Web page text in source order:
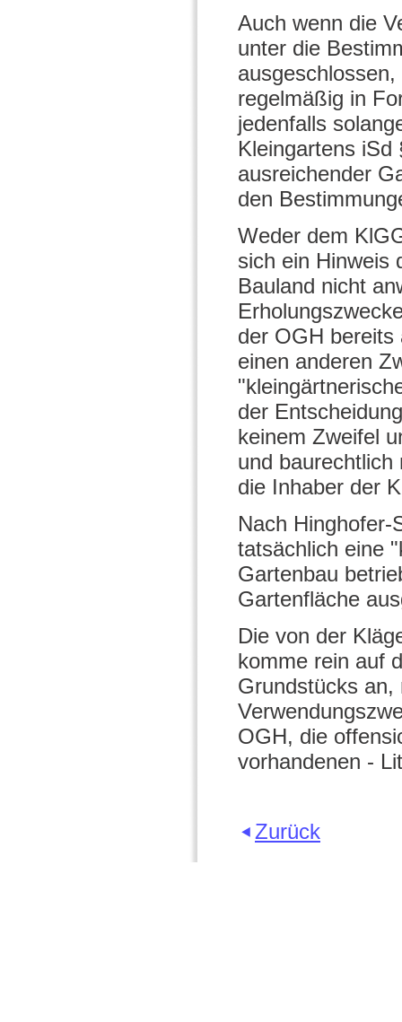
Auch wenn die
unter die
regelmäßig in
jedenfalls
Kleingartens
ausreichender
den
Weder dem
sich ein Hinweis
Bauland nicht
der OGH bereits
einen anderen
der
keinem Zweifel
und
die Inhaber der
Nach
tatsächlich eine
Gartenbau
Gartenfläche
Die von der
komme rein auf
Grundstücks an,
OGH, die
vorhandenen -
Zurück